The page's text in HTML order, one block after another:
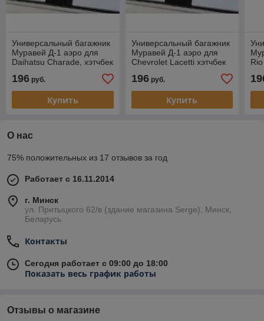
Универсальный багажник
Муравей Д-1 аэро для
Daihatsu Charade, хэтчбек
196 руб.
Купить
Универсальный багажник
Муравей Д-1 аэро для
Chevrolet Lacetti хэтчбек
196руб.
Купить
О нас
75% положительных из 17 отзывов за год
Работает с 16.11.2014
г. Минск
ул. Притыцкого 62/в (здание магазина Serge), Минск,
Беларусь
Контакты
Сегодня работает с 09:00 до 18:00
Показать весь график работы
Отзывы о магазине